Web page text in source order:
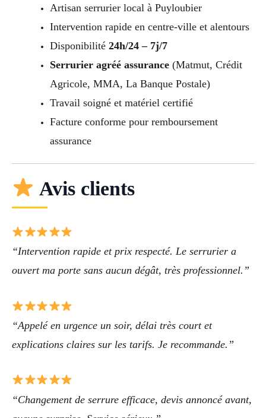
Artisan serrurier local à Puyloubier
Intervention rapide en centre-ville et alentours
Disponibilité 24h/24 – 7j/7
Serrurier agréé assurance(Matmut, Crédit
Agricole, MMA, La Banque Postale)
Travail soigné et matériel certifié
Facture conforme pour remboursement
assurance
Avis clients
“Intervention rapide et prix respecté. Le serrurier a
ouvert ma porte sans aucun dégât, très professionnel.”
“Appelé en urgence un soir, délai très court et
explications claires sur les tarifs. Je recommande.”
“Changement de serrure efficace, devis annoncé avant,